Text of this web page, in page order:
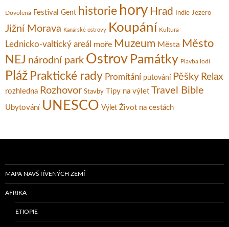
Dovolená Festival Gent historie hory Hrad Indie Jezero
Jižní Morava Kanárské ostrovy Koupání Kultura
Lednicko-valtický areál moře Muzeum Města Město
NEJ národní park Ostrov Památky Plavba lodí
Pláž Praktické rady Promítání putování Pěšky Relax
rozhledna Rozhovor Stavby Tipy na výlet Travel Bible
Ubytování UNESCO Výlet Život na cestách
MAPA NAVŠTÍVENÝCH ZEMÍ
AFRIKA
ETIOPIE